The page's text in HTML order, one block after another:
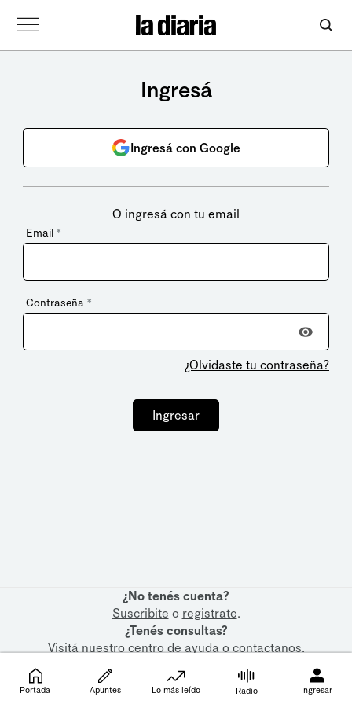
Ingresá
Ingresá con Google
O ingresá con tu email
Email *
Contraseña *
¿Olvidaste tu contraseña?
Ingresar
¿No tenés cuenta?
Suscribite o registrate.
¿Tenés consultas?
Visitá nuestrocentro de ayudaocontactanos.
Portada Apuntes Lo más leído Radio Ingresar